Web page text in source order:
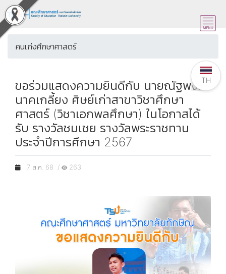
คนเก่งศึกษาศาสตร์
ขอร่วมแสดงความยินดีกับ นายณัฐพงศ์
นาคเกลี้ยง ศิษย์เก่าสาขาวิชาศึกษา
ศาสตร์ (วิชาเอกพลศึกษา) ในโอกาสได้
รับ รางวัลชมเชย รางวัลพระราชทาน
ประจำปีการศึกษา 2567
7 ส.ค. 68 / 263
TH